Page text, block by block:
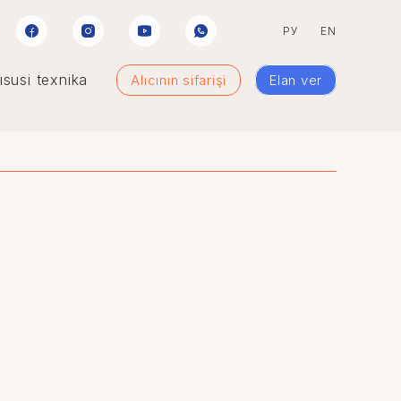
РУ EN
texnika Alıcının sifarişi Elan ver